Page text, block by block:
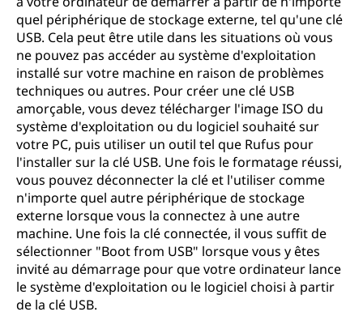
quel périphérique de stockage externe, tel qu'une clé
USB. Cela peut être utile dans les situations où vous
ne pouvez pas accéder au système d'exploitation
installé sur votre machine en raison de problèmes
techniques ou autres. Pour créer une clé USB
amorçable, vous devez télécharger l'image ISO du
système d'exploitation ou du logiciel souhaité sur
votre PC, puis utiliser un outil tel que Rufus pour
l'installer sur la clé USB. Une fois le formatage réussi,
vous pouvez déconnecter la clé et l'utiliser comme
n'importe quel autre périphérique de stockage
externe lorsque vous la connectez à une autre
machine. Une fois la clé connectée, il vous suffit de
sélectionner "Boot from USB" lorsque vous y êtes
invité au démarrage pour que votre ordinateur lance
le système d'exploitation ou le logiciel choisi à partir
de la clé USB.